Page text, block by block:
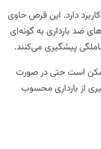
دارد. این قرص حاوی
ضد بارداری به گونه‌ای
پیشگیری می‌کنند.
از بارداری را بیش از 90 درصد دارند. اگرچه ممکن است حتی در صورت
حتی در زمان توصیه شده یک روش 100 درصدی پیشگیری از بارداری محسوب